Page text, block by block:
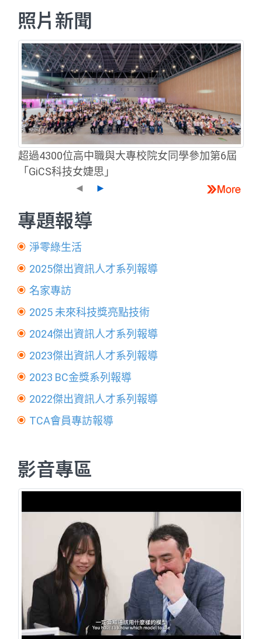
照片新聞
超過4300位高中職與大專校院女同學參加第6屆
「GiCS科技女婕思」
◄
►
專題報導
淨零綠生活
2025傑出資訊人才系列報導
名家專訪
2025 未來科技獎亮點技術
2024傑出資訊人才系列報導
2023傑出資訊人才系列報導
2023 BC金獎系列報導
2022傑出資訊人才系列報導
TCA會員專訪報導
影音專區